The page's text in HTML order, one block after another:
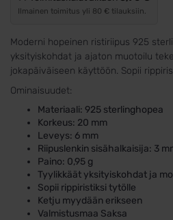
Ilmainen toimitus yli 80 € tilauksiin.
Moderni hopeinen ristiriipus 925
yksityiskohdat ja ajaton muotoilu
jokapäiväiseen käyttöön. Sopii
Ominaisuudet:
Materiaali: 925 sterlinghopea
Korkeus: 20 mm
Leveys: 6 mm
Riipuslenkin sisähalkaisija: 3
Paino: 0,95 g
Tyylikkäät yksityiskohdat ja
Sopii rippiristiksi tytölle
Ketju myydään erikseen
Valmistusmaa Saksa